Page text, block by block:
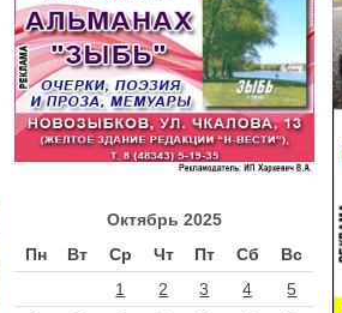
Октябрь 2025
Пн
Вт Ср Чт Пт Сб
Вс
1
2 3 4
5